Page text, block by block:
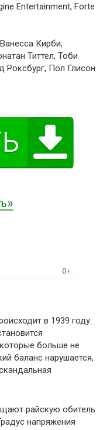
Entertainment, Forte
Кирби,
Титтел, Тоби
Роксбург, Пол Глисон
в 1939 году.
больше не
баланс нарушается,
райскую обитель
напряжения